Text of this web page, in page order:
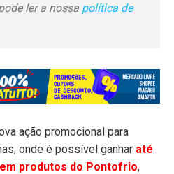
ler a nossa política de
ação promocional para
onde é possível ganhar até
produtos do Pontofrio,